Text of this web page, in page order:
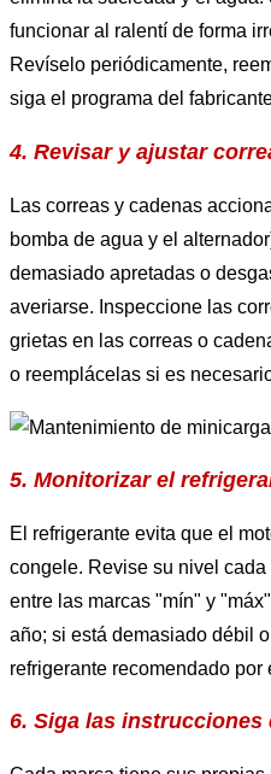
funcionar al ralentí de forma
Revíselo periódicamente,
siga el programa del
4. Revisar y ajustar
Las correas y cadenas
bomba de agua y el
demasiado apretadas o
averiarse. Inspeccione las
grietas en las correas o
o reemplácelas si es
5. Monitorizar el
El refrigerante evita que el
congele. Revise su nivel
entre las marcas "mín" y
año; si está demasiado débil
refrigerante recomendado por
6. Siga las instrucciones